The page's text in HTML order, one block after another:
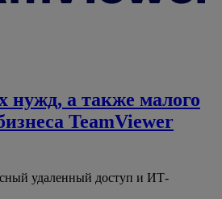
нужд, а также малого
TeamViewer
удаленный доступ и ИТ-